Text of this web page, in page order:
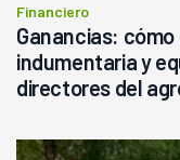
Financiero
Ganancias:
indumentaria y
directores del